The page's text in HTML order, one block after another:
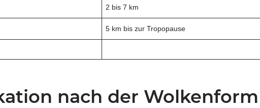
2 bis 7 km
5 km bis zur Tropopause
nach der Wolkenform